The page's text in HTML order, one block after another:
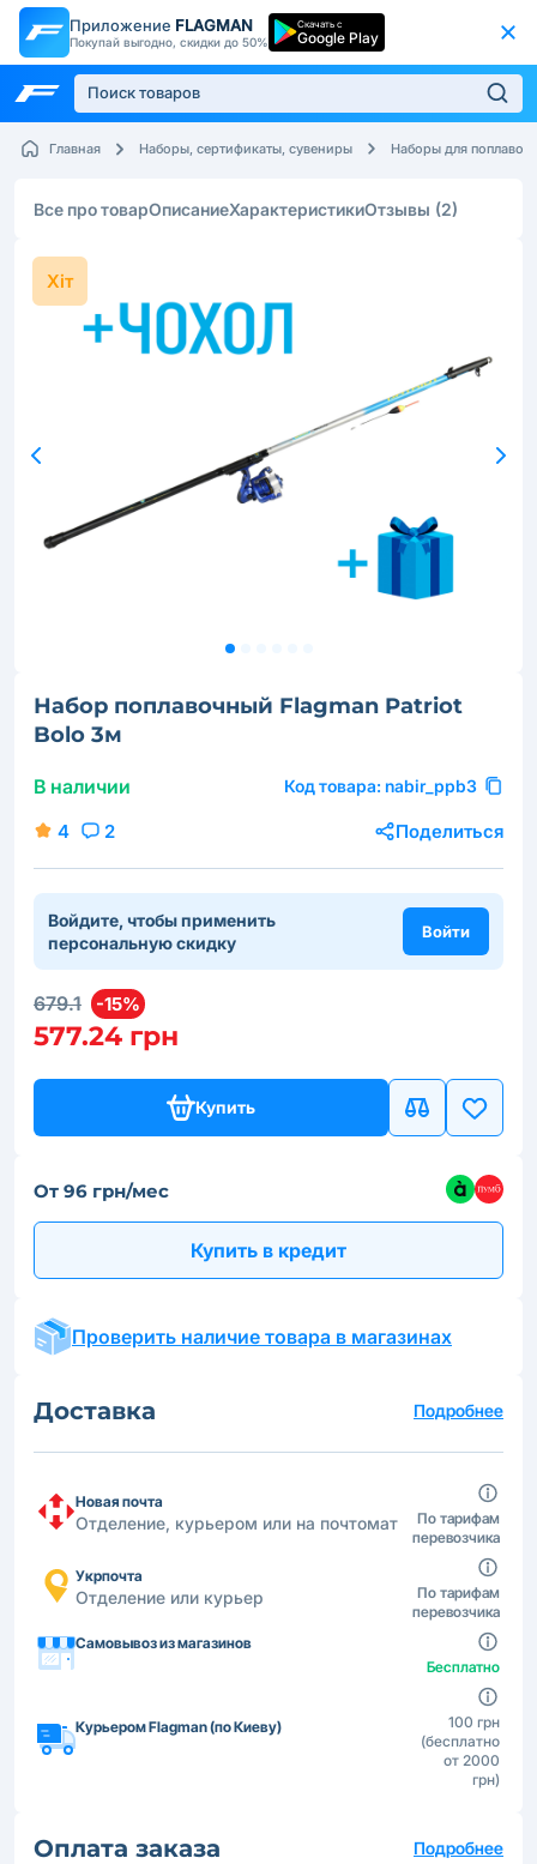
Приложение FLAGMAN
Покупай выгодно, скидки до 50%
Скачать с
Google Play
Главная Наборы, сертификаты, сувениры Наборы для
Все про товарОписаниеХарактеристикиОтзывы (2)
Хіт
Набор поплавочный Flagman Patriot
Bolo 3м
В наличии Код товара: nabir_ppb3
4 2 Поделиться
Войдите, чтобы применить
персональную скидку
Войти
679.1 -15%
577.24 грн
Купить
От 96 грн/мес
Купить в кредит
Проверить наличие товара в магазинах
Доставка Подробнее
Новая почта
Отделение, курьером или на почтомат
По тарифам
перевозчика
Укрпочта
Отделение или курьер
По тарифам
перевозчика
Самовывоз из магазинов
Бесплатно
Курьером Flagman (по Киеву)
100 грн
(бесплатно
от 2000
грн)
Оплата заказа Подробнее